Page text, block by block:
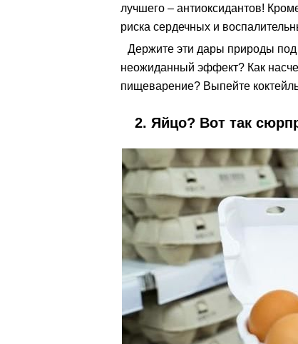
лучшего – антиоксидантов!
риска сердечных и
Держите эти дары природы под
неожиданный эффект? Как
пищеварение? Выпейте
2. Яйцо? Вот так